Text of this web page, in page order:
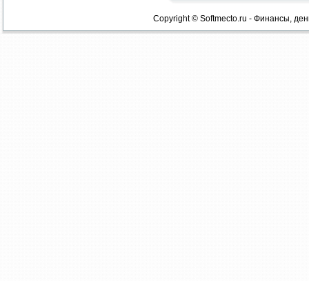
Copyright © Softmecto.ru - Финансы,